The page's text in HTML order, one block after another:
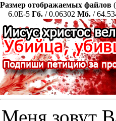
Размер отображаемых файлов
6.0E-5 Гб. / 0.06302 Мб. /